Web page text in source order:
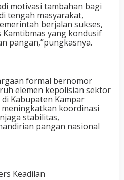
motivasi tambahan bagi
tengah masyarakat,
berjalan sukses,
yang kondusif
pangan,”pungkasnya.
formal bernomor
elemen kepolisian sektor
Kabupaten Kampar
koordinasi
stabilitas,
pangan nasional
Keadilan